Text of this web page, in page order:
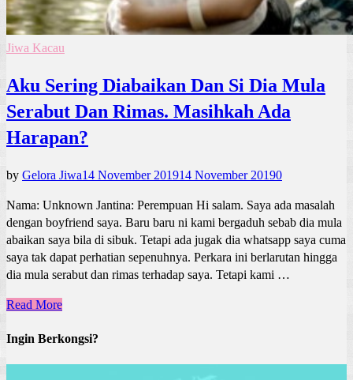
Jiwa Kacau
Aku Sering Diabaikan Dan Si Dia Mula
Serabut Dan Rimas. Masihkah Ada
Harapan?
by Gelora Jiwa14 November 201914 November 20190
Nama: Unknown Jantina: Perempuan Hi salam. Saya ada masalah
dengan boyfriend saya. Baru baru ni kami bergaduh sebab dia mula
abaikan saya bila di sibuk. Tetapi ada jugak dia whatsapp saya cuma
saya tak dapat perhatian sepenuhnya. Perkara ini berlarutan hingga
dia mula serabut dan rimas terhadap saya. Tetapi kami …
Read More
Ingin Berkongsi?